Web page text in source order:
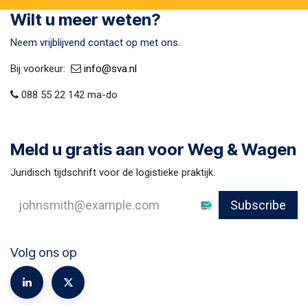
Wilt u meer weten?
Neem vrijblijvend contact op met ons.
Bij voorkeur:​ ​ info@sva​.nl
088 55 22 142 ma-do
Meld u gratis aan voor Weg & Wagen
Juridisch tijdschrift voor de logistieke praktijk.
Subscribe
Volg ons op